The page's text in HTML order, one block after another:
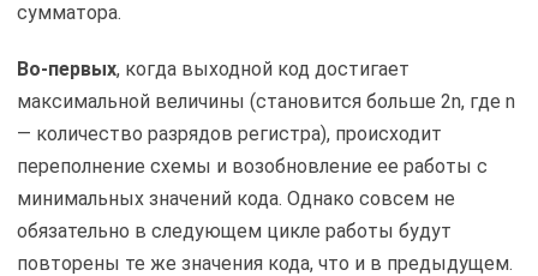
сумматора.
Во-первых, когда выходной код достигает
максимальной величины (становится больше 2n, где n
— количество разрядов регистра), происходит
переполнение схемы и возобновление ее работы с
минимальных значений кода. Однако совсем не
обязательно в следующем цикле работы будут
повторены те же значения кода, что и в предыдущем.